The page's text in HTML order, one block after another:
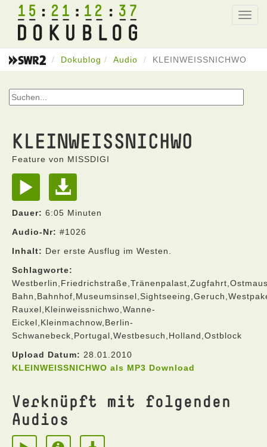
15 21 12 37
Dokublog Audio KLEINWEISSNICHWO
KLEINWEISSNICHWO
Feature von MISSDIGI
Dauer: 6:05 Minuten
Audio-Nr: #1026
Inhalt: Der erste Ausflug im Westen.
Schlagworte:
Rauxel,Kleinweissnichwo,Wanne-
Eickel,Kleinmachnow,Berlin-
Schwanebeck,Portugal,Westbesuch,Holland,Ostblock
Upload Datum: 28.01.2010
KLEINWEISSNICHWO als MP3 Download
Verknüpft mit folgenden
Audios